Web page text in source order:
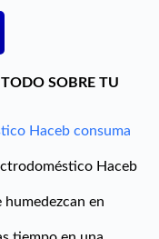
SOBRE TU
Haceb consuma
Haceb
en